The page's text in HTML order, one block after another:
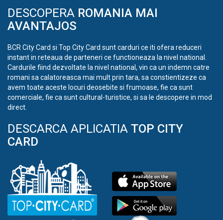
DESCOPERA ROMANIA MAI
AVANTAJOS
BCR City Card si Top City Card sunt carduri ce iti ofera reduceri
instant in reteaua de parteneri ce functioneaza la nivel national.
Cardurile fiind dezvoltate la nivel national, vin ca un indemn catre
romani sa calatoreasca mai mult prin tara, sa constientizeze ca
avem toate aceste locuri deosebite si frumoase, fie ca sunt
comerciale, fie ca sunt cultural-turistice, si sa le descopere in mod
direct.
DESCARCA APLICATIA TOP CITY
CARD